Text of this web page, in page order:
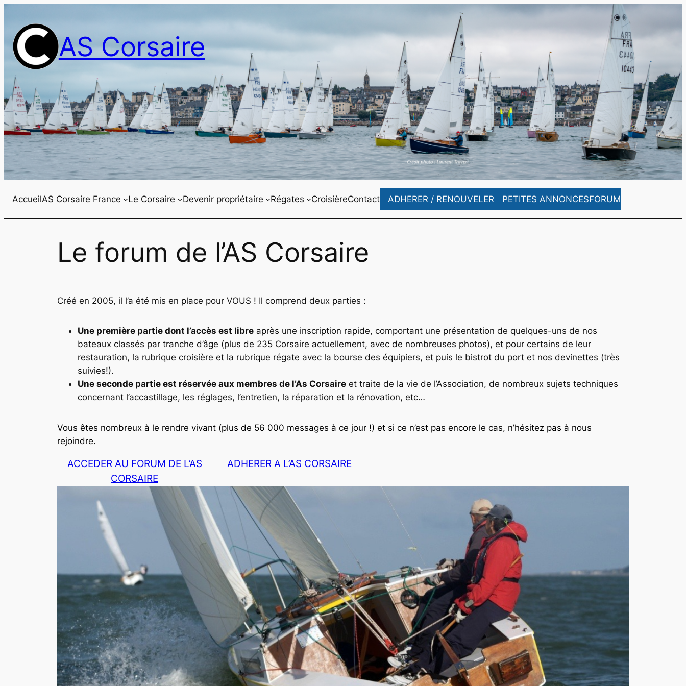
AS Corsaire
AccueilAS Corsaire France Le Corsaire Devenir propriétaire Régates CroisièreContact ADHERER / RENOUVELER PETITES ANNONCESFORUM
Le forum de l’AS Corsaire
Créé en 2005, il l’a été mis en place pour VOUS ! Il comprend deux parties :
Une première partie dont l’accès est libre après une inscription rapide, comportant une présentation de quelques-uns de nos
bateaux classés par tranche d’âge (plus de 235 Corsaire actuellement, avec de nombreuses photos), et pour certains de leur
restauration, la rubrique croisière et la rubrique régate avec la bourse des équipiers, et puis le bistrot du port et nos devinettes (très
suivies!).
Une seconde partie est réservée aux membres de l’As Corsaire et traite de la vie de l’Association, de nombreux sujets techniques
concernant l’accastillage, les réglages, l’entretien, la réparation et la rénovation, etc…
Vous êtes nombreux à le rendre vivant (plus de 56 000 messages à ce jour !) et si ce n’est pas encore le cas, n’hésitez pas à nous
rejoindre.
ACCEDER AU FORUM DE L’AS
CORSAIRE
ADHERER A L’AS CORSAIRE